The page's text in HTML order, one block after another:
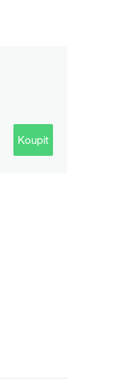
Koupit